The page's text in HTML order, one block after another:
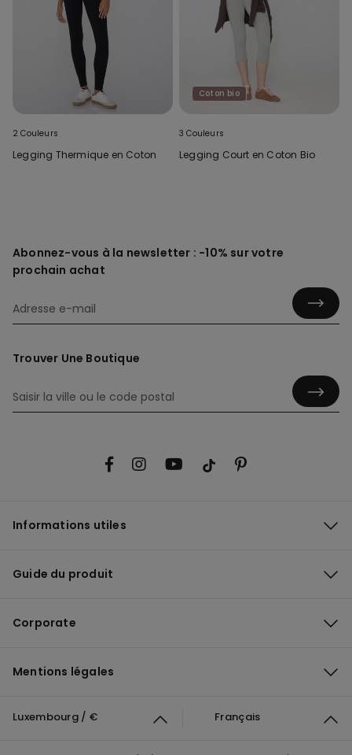
2 Couleurs
Legging Thermique en Coton
Coton bio
3 Couleurs
Legging Court en Coton Bio
Abonnez-vous à la newsletter : -10% sur votre
prochain achat
Trouver Une Boutique
Informations utiles
Guide du produit
Corporate
Mentions légales
Luxembourg / € Français